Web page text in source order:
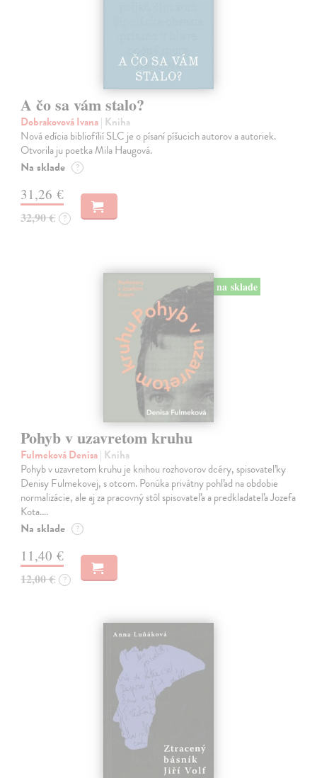
A čo sa vám stalo?
Dobrakovová Ivana| Kniha
Nová edícia bibliofílií SLC je o písaní píšucich autorov a autoriek.
Otvorila ju poetka Mila Haugová.
Na sklade ?
31,26 €
32,90 € ?
na sklade
Pohyb v uzavretom kruhu
Fulmeková Denisa| Kniha
Pohyb v uzavretom kruhu je knihou rozhovorov dcéry, spisovateľky
Denisy Fulmekovej, s otcom. Ponúka privátny pohľad na obdobie
normalizácie, ale aj za pracovný stôl spisovateľa a predkladateľa Jozefa
Kota.…
Na sklade ?
11,40 €
12,00 € ?